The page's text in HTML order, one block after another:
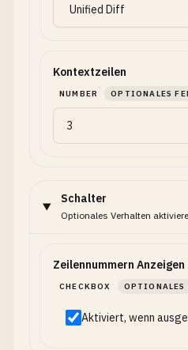
Kontextzeilen
NUMBER OPTIONALES
Schalter
Optionales Verhalten
Zeilennummern Anzeigen
CHECKBOX OPTIONALES
Aktiviert, wenn